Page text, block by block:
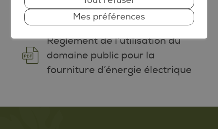
grappe
Règlement de l’utilisation du
domaine public pour la
fourniture d’énergie électrique
Mes préférences